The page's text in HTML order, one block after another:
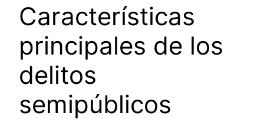
Características
principales de los
delitos
semipúblicos